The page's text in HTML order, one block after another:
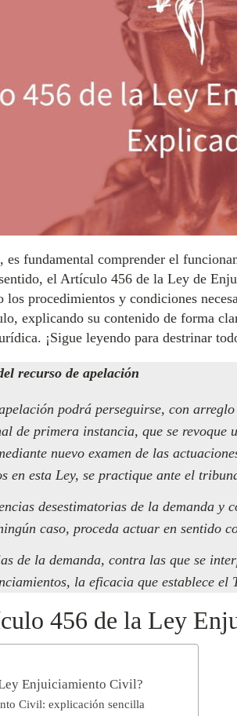
fundamental comprender el
el Artículo 456 de la Ley de
los procedimientos y condiciones
explicando su contenido de forma
¡Sigue leyendo para destrinar
recurso de apelación
podrá perseguirse, con
de primera instancia, que se revoque
nuevo examen de las
en esta Ley, se practique ante el
desestimatorias de la demanda y
caso, proceda actuar en sentido
de la demanda, contra las que se
la eficacia que establece
456 de la Ley
Enjuiciamiento Civil?
Civil: explicación sencilla